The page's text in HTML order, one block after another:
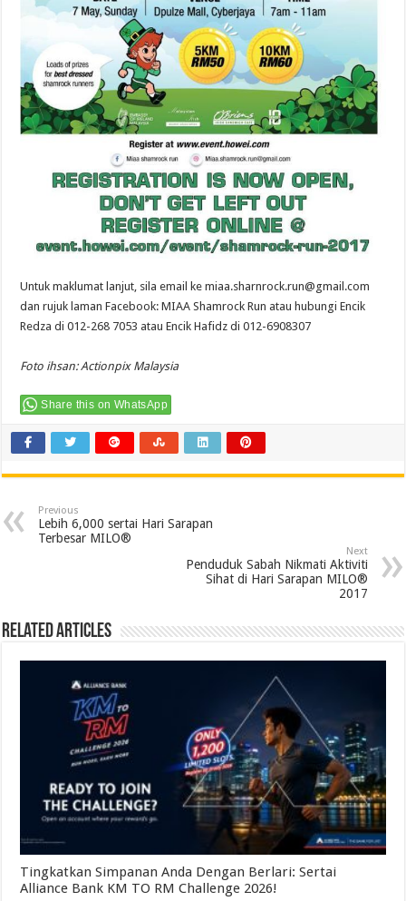
Untuk maklumat lanjut, sila email kemiaa.sharnrock.run@gmail.com
dan rujuk laman Facebook: MIAA Shamrock Run atau hubungi Encik
Redza di 012-268 7053 atau Encik Hafidz di 012-6908307
Foto ihsan:Actionpix Malaysia
Share this on WhatsApp
Previous
Lebih 6,000 sertai Hari Sarapan
Terbesar MILO®
Next
Penduduk Sabah Nikmati Aktiviti
Sihat di Hari Sarapan MILO®
2017
Related Articles
Tingkatkan Simpanan Anda Dengan Berlari: Sertai
Alliance Bank KM TO RM Challenge 2026!